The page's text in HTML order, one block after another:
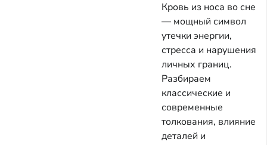
Кровь из носа во сне
— мощный символ
утечки энергии,
стресса и нарушения
личных границ.
Разбираем
классические и
современные
толкования, влияние
деталей и